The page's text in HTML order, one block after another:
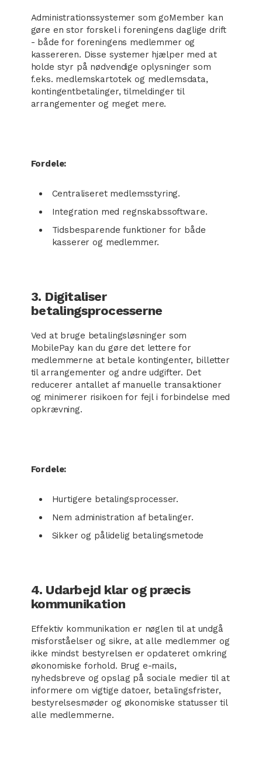
Administrationssystemer som goMember kan
gøre en stor forskel i foreningens daglige drift
- både for foreningens medlemmer og
kassereren. Disse systemer hjælper med at
holde styr på nødvendige oplysninger som
f.eks. medlemskartotek og medlemsdata,
kontingentbetalinger, tilmeldinger til
arrangementer og meget mere.
Fordele:
Centraliseret medlemsstyring.
Integration med regnskabssoftware.
Tidsbesparende funktioner for både
kasserer og medlemmer.
3. Digitaliser
betalingsprocesserne
Ved at bruge betalingsløsninger som
MobilePay kan du gøre det lettere for
medlemmerne at betale kontingenter, billetter
til arrangementer og andre udgifter. Det
reducerer antallet af manuelle transaktioner
og minimerer risikoen for fejl i forbindelse med
opkrævning.
Fordele:
Hurtigere betalingsprocesser.
Nem administration af betalinger.
Sikker og pålidelig betalingsmetode
4. Udarbejd klar og præcis
kommunikation
Effektiv kommunikation er nøglen til at undgå
misforståelser og sikre, at alle medlemmer og
ikke mindst bestyrelsen er opdateret omkring
økonomiske forhold. Brug e-mails,
nyhedsbreve og opslag på sociale medier til at
informere om vigtige datoer, betalingsfrister,
bestyrelsesmøder og økonomiske statusser til
alle medlemmerne.